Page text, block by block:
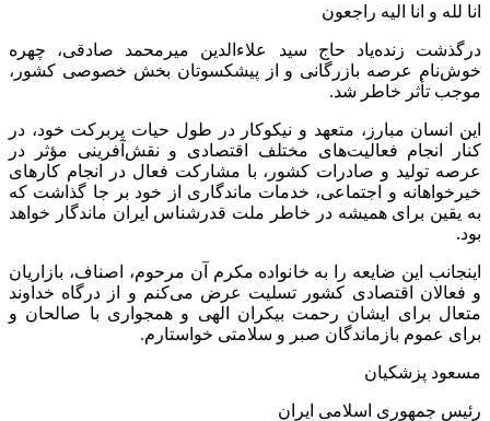
انا لله و انا الیه راجعون
درگذشت زنده‌یاد حاج سید علاءالدین میرمحمد صادقی، چهره
خوش‌نام عرصه بازرگانی و از پیشکسوتان بخش خصوصی کشور،
موجب تأثر خاطر شد.
این انسان مبارز، متعهد و نیکوکار در طول حیات پربرکت خود، در
کنار انجام فعالیت‌های مختلف اقتصادی و نقش‌آفرینی مؤثر در
عرصه تولید و صادرات کشور، با مشارکت فعال در انجام کارهای
خیرخواهانه و اجتماعی، خدمات ماندگاری از خود بر جا گذاشت که
به یقین برای همیشه در خاطر ملت قدرشناس ایران ماندگار خواهد
بود.
اینجانب این ضایعه را به خانواده مکرم آن مرحوم، اصناف، بازاریان
و فعالان اقتصادی کشور تسلیت عرض می‌کنم و از درگاه خداوند
متعال برای ایشان رحمت بیکران الهی و همجواری با صالحان و
برای عموم بازماندگان صبر و سلامتی خواستارم.
مسعود پزشکیان
رئیس جمهوری اسلامی ایران